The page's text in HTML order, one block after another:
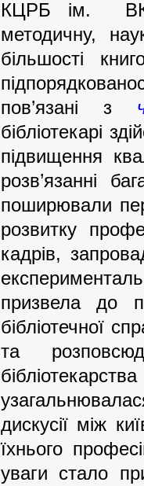
КЦРБ ім.
методичну,
більшості
пов’язані з
бібліотекарі
підвищення
розв’язанні
поширювали
розвитку
кадрів,
призвела до
бібліотечної
та
дискусії між
їхнього
уваги стало